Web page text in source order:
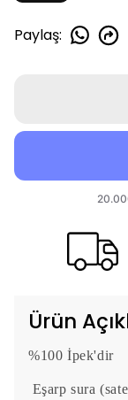
Paylaş:
Ürün
%100 İpek'dir
Eşarp sura